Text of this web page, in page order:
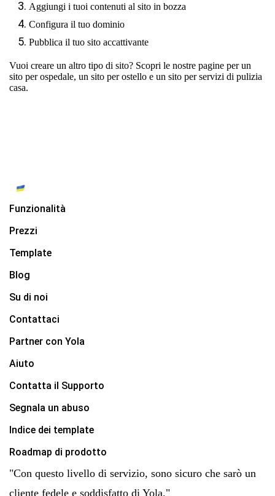
Aggiungi i tuoi contenuti al sito in bozza
Configura il tuo dominio
Pubblica il tuo sito accattivante
Vuoi creare un altro tipo di sito? Scopri le nostre pagine perun
sito per ospedale, un sito per ostello e un sito per servizi di pulizia
casa.
Funzionalità
Prezzi
Template
Blog
Su di noi
Contattaci
Partner con Yola
Aiuto
Contatta il Supporto
Segnala un abuso
Indice dei template
Roadmap di prodotto
"Con questo livello di servizio, sono sicuro che sarò un
cliente fedele e soddisfatto di Yola."